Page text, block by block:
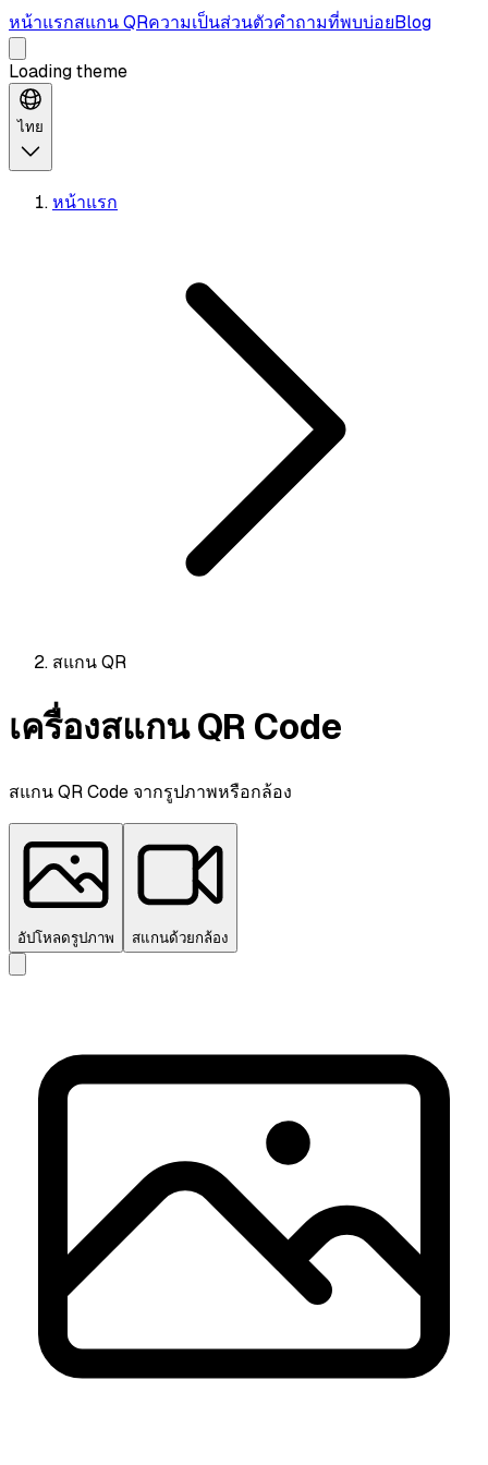
หน้าแรกสแกน QRความเป็นส่วนตัวคำถามที่พบบ่อยBlog
Loading theme
ไทย
หน้าแรก
สแกน QR
เครื่องสแกน QR Code
สแกน QR Code จากรูปภาพหรือกล้อง
อัปโหลดรูปภาพ สแกนด้วยกล้อง